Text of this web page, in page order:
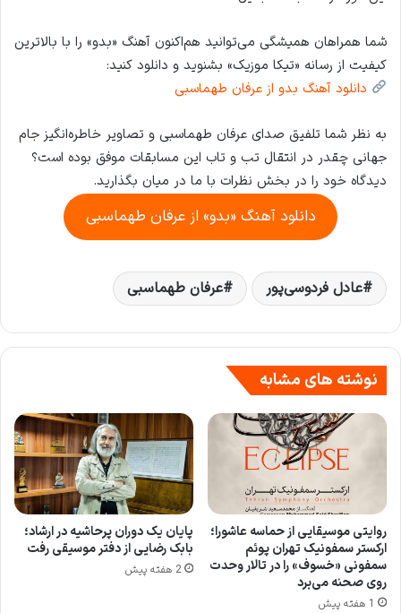
شما همراهان همیشگی می‌توانید هم‌اکنون آهنگ «بدو» را با بالاترین
کیفیت از رسانه «تیکا موزیک» بشنوید و دانلود کنید:
دانلود آهنگ بدو از عرفان طهماسبی
به نظر شما تلفیق صدای عرفان طهماسبی و تصاویر خاطره‌انگیز جام
جهانی چقدر در انتقال تب و تاب این مسابقات موفق بوده است؟
دیدگاه خود را در بخش نظرات با ما در میان بگذارید.
دانلود آهنگ «بدو» از عرفان طهماسبی
عادل فردوسی‌پور عرفان طهماسبی
نوشته های مشابه
روایتی موسیقایی از حماسه عاشورا؛
ارکستر سمفونیک تهران پوئم
سمفونی «خسوف» را در تالار وحدت
روی صحنه می‌برد
1 هفته پیش
پایان یک دوران پرحاشیه در ارشاد؛
بابک رضایی از دفتر موسیقی رفت
2 هفته پیش